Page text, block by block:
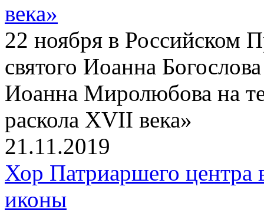
века»
22 ноября в Российском
святого Иоанна
Иоанна Миролюбова на
раскола XVII века»
21.11.2019
Хор Патриаршего центра
иконы